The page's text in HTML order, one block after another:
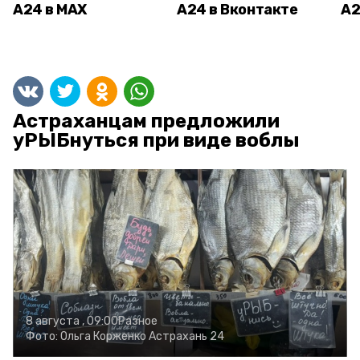
А24 в MAX А24 в Вконтакте
Астраханцам предложили
уРЫБнуться при виде воблы
8 августа , 09:00Разное
Фото: Ольга Корженко Астрахань 24